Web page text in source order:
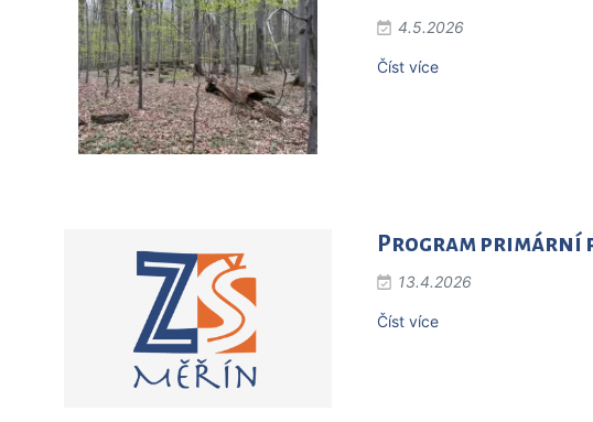
4.5.2026
Číst více
Program primární
13.4.2026
Číst více